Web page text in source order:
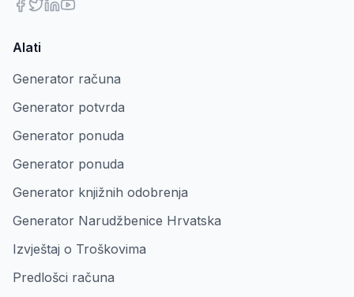
Alati
Generator računa
Generator potvrda
Generator ponuda
Generator ponuda
Generator knjižnih odobrenja
Generator Narudžbenice Hrvatska
Izvještaj o Troškovima
Predlošci računa